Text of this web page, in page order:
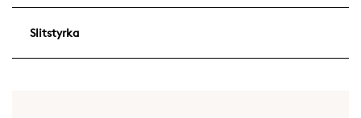
Slitstyrka